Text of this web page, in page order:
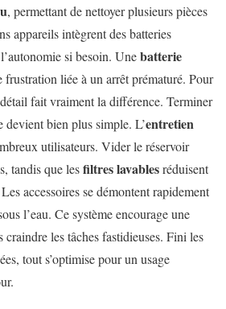
, permettant de nettoyer plusieurs pièces
appareils intègrent des batteries
si besoin. Unebatterie
frustration liée à un arrêt prématuré. Pour
fait vraiment la différence. Terminer
devient bien plus simple. L’entretien
utilisateurs. Vider le réservoir
tandis que lesfiltres lavablesréduisent
accessoires se démontent rapidement
l’eau. Ce système encourage une
les tâches fastidieuses. Fini les
tout s’optimise pour un usage